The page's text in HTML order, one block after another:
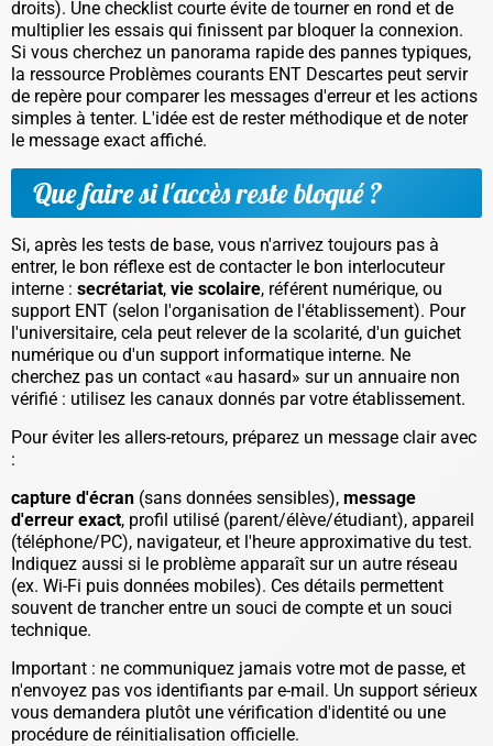
droits). Une checklist courte évite de tourner en rond et de
multiplier les essais qui finissent par bloquer la connexion.
Si vous cherchez un panorama rapide des pannes typiques,
la ressource Problèmes courants ENT Descartes peut servir
de repère pour comparer les messages d'erreur et les actions
simples à tenter. L'idée est de rester méthodique et de noter
le message exact affiché.
Que faire si l'accès reste bloqué ?
Si, après les tests de base, vous n'arrivez toujours pas à
entrer, le bon réflexe est de contacter le bon interlocuteur
interne : secrétariat, vie scolaire, référent numérique, ou
support ENT (selon l'organisation de l'établissement). Pour
l'universitaire, cela peut relever de la scolarité, d'un guichet
numérique ou d'un support informatique interne. Ne
cherchez pas un contact «au hasard» sur un annuaire non
vérifié : utilisez les canaux donnés par votre établissement.
Pour éviter les allers-retours, préparez un message clair avec
:
capture d'écran (sans données sensibles), message
d'erreur exact, profil utilisé (parent/élève/étudiant), appareil
(téléphone/PC), navigateur, et l'heure approximative du test.
Indiquez aussi si le problème apparaît sur un autre réseau
(ex. Wi-Fi puis données mobiles). Ces détails permettent
souvent de trancher entre un souci de compte et un souci
technique.
Important : ne communiquez jamais votre mot de passe, et
n'envoyez pas vos identifiants par e-mail. Un support sérieux
vous demandera plutôt une vérification d'identité ou une
procédure de réinitialisation officielle.